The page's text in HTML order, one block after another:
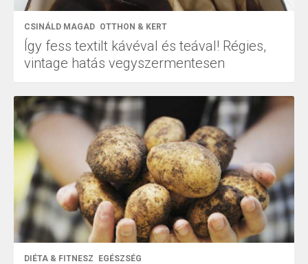
CSINÁLD MAGAD OTTHON & KERT
Így fess textilt kávéval és teával! Régies,
vintage hatás vegyszermentesen
DIÉTA & FITNESZ EGÉSZSÉG